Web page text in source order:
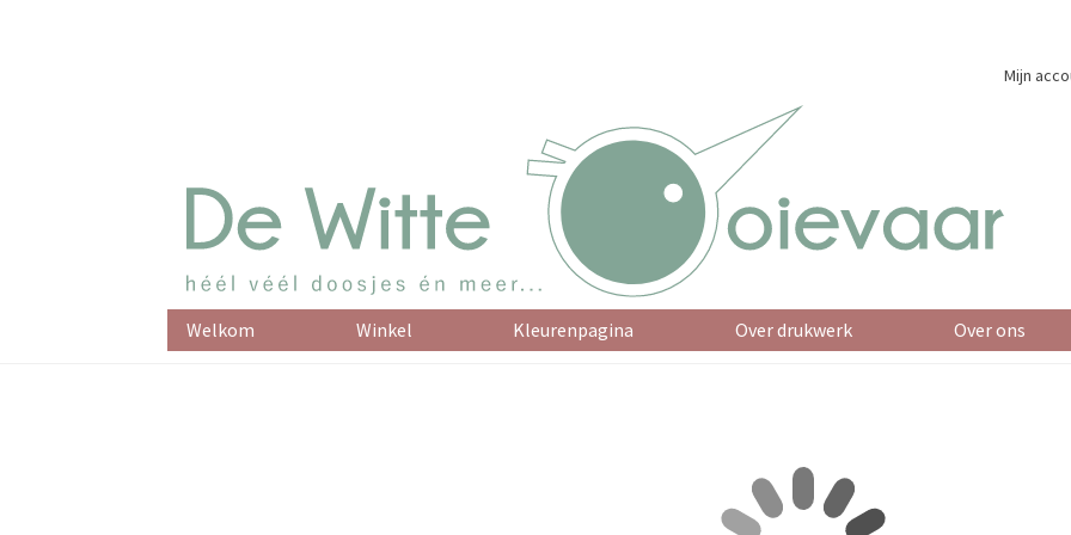
Mijn
Welkom Winkel Kleurenpagina Over drukwerk Over ons